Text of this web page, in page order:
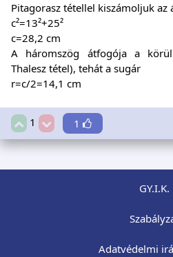
Pitagorasz tétellel kiszámoljuk az
c²=13²+25²
c=28,2 cm
A háromszög átfogója a
Thalesz tétel), tehát a sugár
r=c/2=14,1 cm
1 1
GY.I.K.
Adatvédelmi